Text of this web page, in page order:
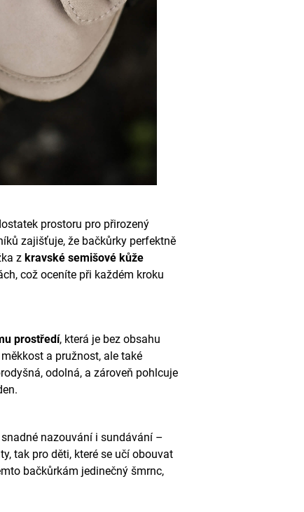
prostoru pro přirozený
zajišťuje, že bačkůrky perfektně
z kravské semišové kůže
což oceníte při každém kroku
prostředí, která je bez obsahu
a pružnost, ale také
odolná, a zároveň pohlcuje
nazouvání i sundávání –
tak pro děti, které se učí obouvat
bačkůrkám jedinečný šmrnc,